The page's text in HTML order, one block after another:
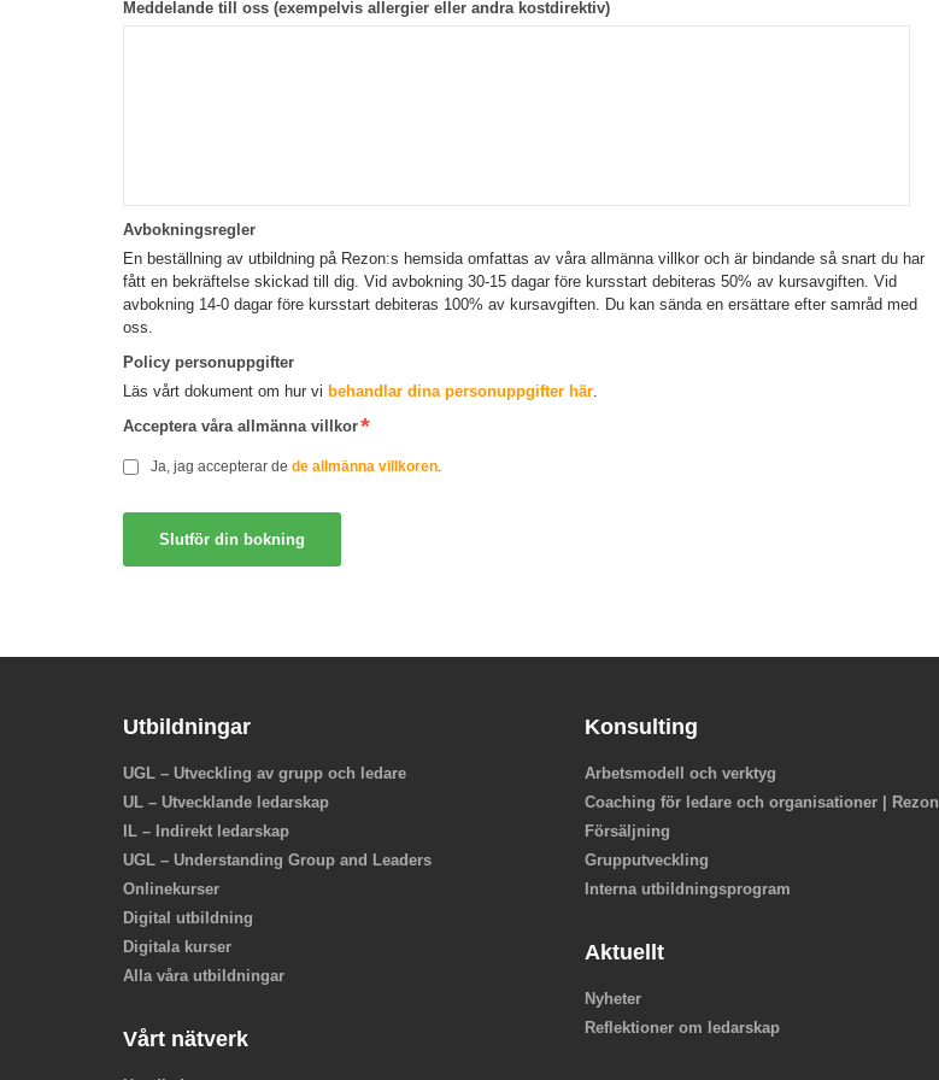
Meddelande till oss (exempelvis allergier eller andra kostdirektiv)
Avbokningsregler
En beställning av utbildning på Rezon:s hemsida omfattas av våra allmänna villkor och är bindande så snart du har
fått en bekräftelse skickad till dig. Vid avbokning 30-15 dagar före kursstart debiteras 50% av kursavgiften. Vid
avbokning 14-0 dagar före kursstart debiteras 100% av kursavgiften. Du kan sända en ersättare efter samråd med
oss.
Policy personuppgifter
Läs vårt dokument om hur vi behandlar dina personuppgifter här.
Acceptera våra allmänna villkor
Ja, jag accepterar de de allmänna villkoren
Utbildningar
UGL – Utveckling av grupp och ledare
UL – Utvecklande ledarskap
IL – Indirekt ledarskap
UGL – Understanding Group and Leaders
Onlinekurser
Digital utbildning
Digitala kurser
Alla våra utbildningar
Vårt nätverk
Konsulting
Arbetsmodell och verktyg
Coaching för ledare och organisationer | Rezon
Försäljning
Grupputveckling
Interna utbildningsprogram
Aktuellt
Nyheter
Reflektioner om ledarskap